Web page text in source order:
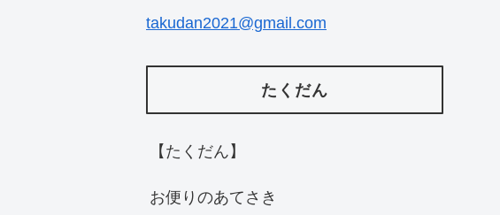
takudan2021@gmail.com
たくだん
【たくだん】
お便りのあてさき